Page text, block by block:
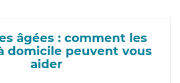
âgées : comment les
domicile peuvent vous
aider